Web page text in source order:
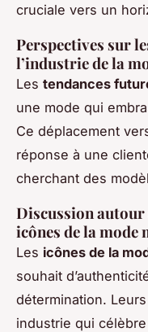
cruciale vers un
Perspectives sur
l’industrie de la
Les tendances
une mode qui
Ce déplacement
réponse à une
cherchant des
Discussion autour
icônes de la mode
Les icônes de la
souhait
détermination.
industrie qui